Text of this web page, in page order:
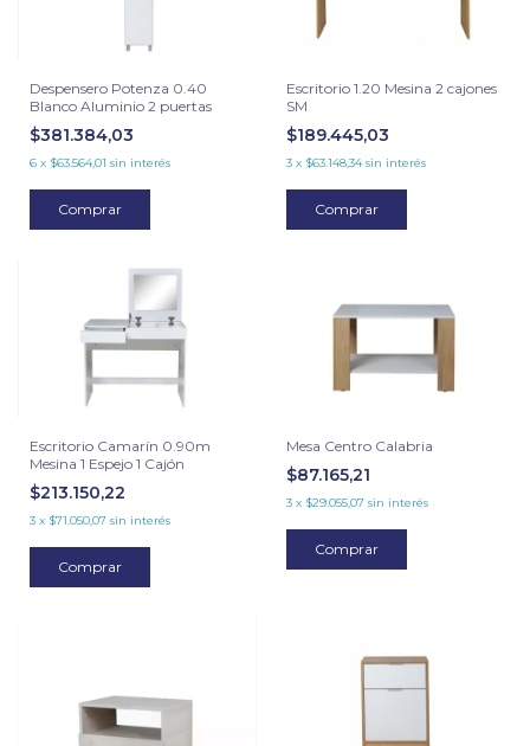
Despensero Potenza 0.40
Blanco Aluminio 2 puertas
$381.384,03
6 x $63.564,01 sin interés
Comprar
Escritorio 1.20 Mesina 2 cajones
SM
$189.445,03
3 x $63.148,34 sin interés
Comprar
Escritorio Camarín 0.90m
Mesina 1 Espejo 1 Cajón
$213.150,22
3 x $71.050,07 sin interés
Comprar
Mesa Centro Calabria
$87.165,21
3 x $29.055,07 sin interés
Comprar